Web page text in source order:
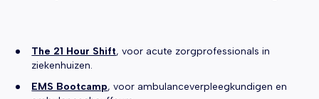
The 21 Hour Shift, voor acute zorgprofessionals in
ziekenhuizen.
EMS Bootcamp, voor ambulanceverpleegkundigen en